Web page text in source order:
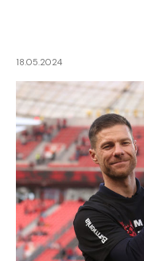
18.05.2024